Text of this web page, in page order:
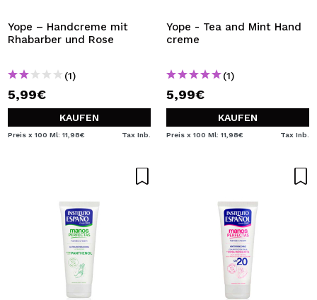
Yope – Handcreme mit
Rhabarber und Rose
(1)
5,99€
KAUFEN
Preis x 100 Ml: 11,98€ Tax Inb.
Yope - Tea and Mint Hand
creme
(1)
5,99€
KAUFEN
Preis x 100 Ml: 11,98€ Tax Inb.